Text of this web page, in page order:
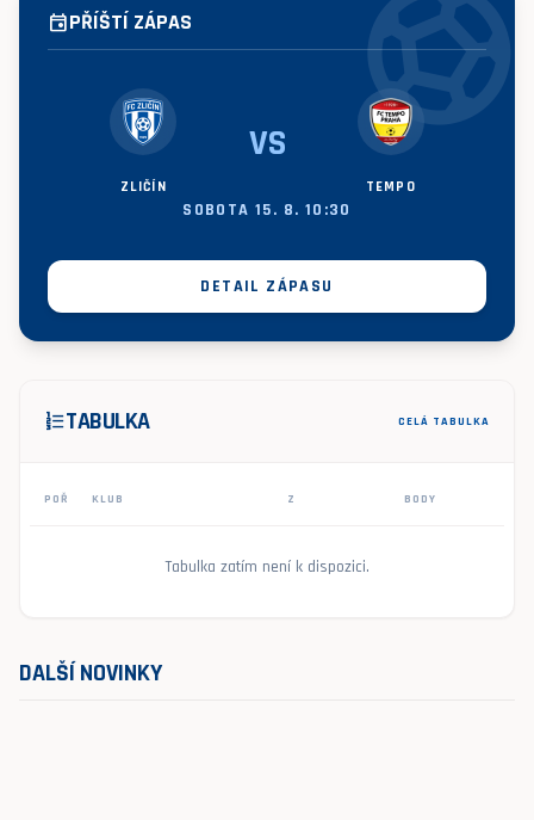
eventPŘÍŠTÍ ZÁPAS
ZLIČÍN
VS
TEMPO
SOBOTA 15. 8. 10:30
DETAIL ZÁPASU
format_list_numberedTABULKA CELÁ TABULKA
POŘ KLUB Z BODY
Tabulka zatím není k dispozici.
DALŠÍ NOVINKY